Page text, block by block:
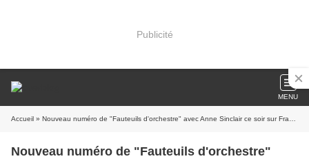
Publicité
MENU
Accueil » Nouveau numéro de "Fauteuils d'orchestre" avec Anne Sinclair ce soir sur France 3
Nouveau numéro de "Fauteuils d'orchestre"